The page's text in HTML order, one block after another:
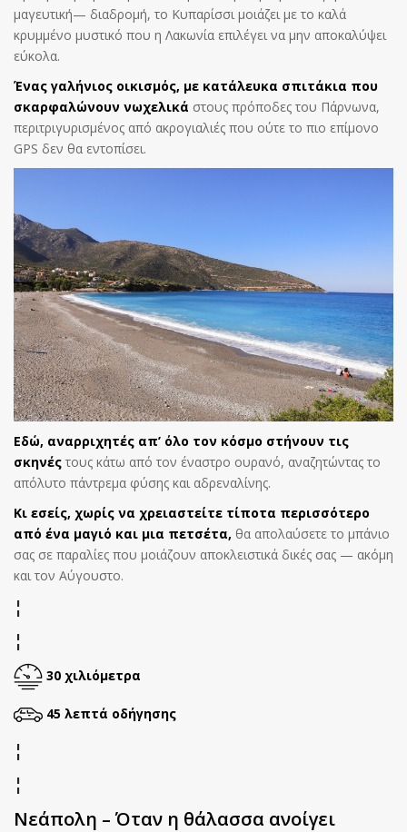
μαγευτική— διαδρομή, το Κυπαρίσσι μοιάζει με το καλά
κρυμμένο μυστικό που η Λακωνία επιλέγει να μην αποκαλύψει
εύκολα.
Ένας γαλήνιος οικισμός, με κατάλευκα σπιτάκια που
σκαρφαλώνουν νωχελικά στους πρόποδες του Πάρνωνα,
περιτριγυρισμένος από ακρογιαλιές που ούτε το πιο επίμονο
GPS δεν θα εντοπίσει.
Εδώ, αναρριχητές απ’ όλο τον κόσμο στήνουν τις
σκηνές τους κάτω από τον έναστρο ουρανό, αναζητώντας το
απόλυτο πάντρεμα φύσης και αδρεναλίνης.
Κι εσείς, χωρίς να χρειαστείτε τίποτα περισσότερο
από ένα μαγιό και μια πετσέτα, θα απολαύσετε το μπάνιο
σας σε παραλίες που μοιάζουν αποκλειστικά δικές σας — ακόμη
και τον Αύγουστο.
¦
¦
30 χιλιόμετρα
45 λεπτά οδήγησης
¦
¦
Νεάπολη – Όταν η θάλασσα ανοίγει